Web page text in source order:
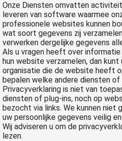
Onze Diensten omvatten
leveren van software waarmee
professionele websites kunnen
wat soort gegevens zij
verwerken dergelijke gegevens
Als u vragen heeft over
hun website verzamelen, dan
organisatie die de website heeft
bepalen welke andere diensten
Privacyverklaring is niet van
diensten of plug-ins, noch op
bezocht via links. We kunnen niet
uw persoonlijke gegevens veilig
Wij adviseren u om de
lezen.